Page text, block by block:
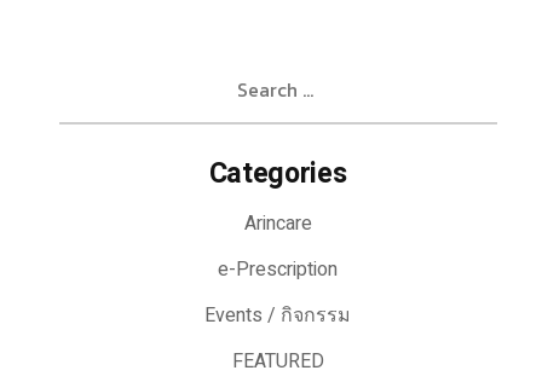
Categories
Arincare
e-Prescription
Events / กิจกรรม
FEATURED